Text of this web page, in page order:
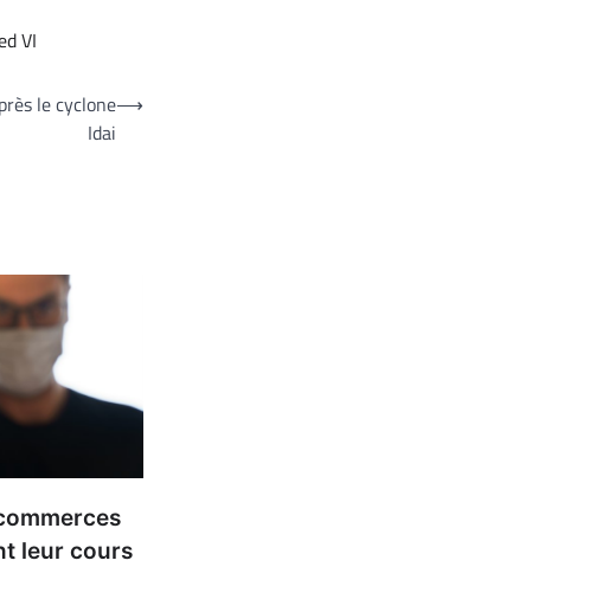
VI
le cyclone
Idai
⟶
leur cours